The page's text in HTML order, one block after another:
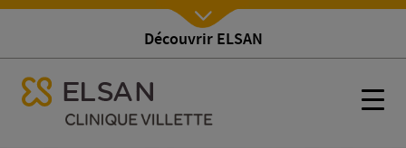
Découvrir ELSAN
Accueil
menu mobile
Nx:Afficher menu
menu mobile